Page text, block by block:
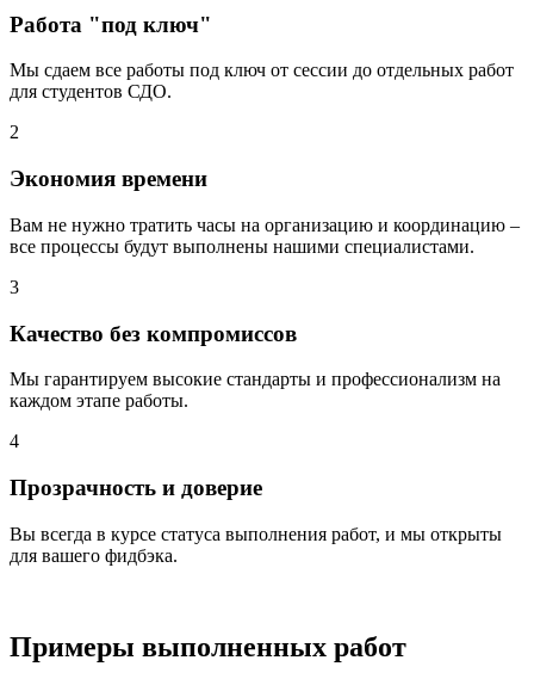
Работа "под ключ"
Мы сдаем все работы под ключ от сессии до отдельных работ
для студентов СДО.
2
Экономия времени
Вам не нужно тратить часы на организацию и координацию –
все процессы будут выполнены нашими специалистами.
3
Качество без компромиссов
Мы гарантируем высокие стандарты и профессионализм на
каждом этапе работы.
4
Прозрачность и доверие
Вы всегда в курсе статуса выполнения работ, и мы открыты
для вашего фидбэка.
Примеры выполненных работ